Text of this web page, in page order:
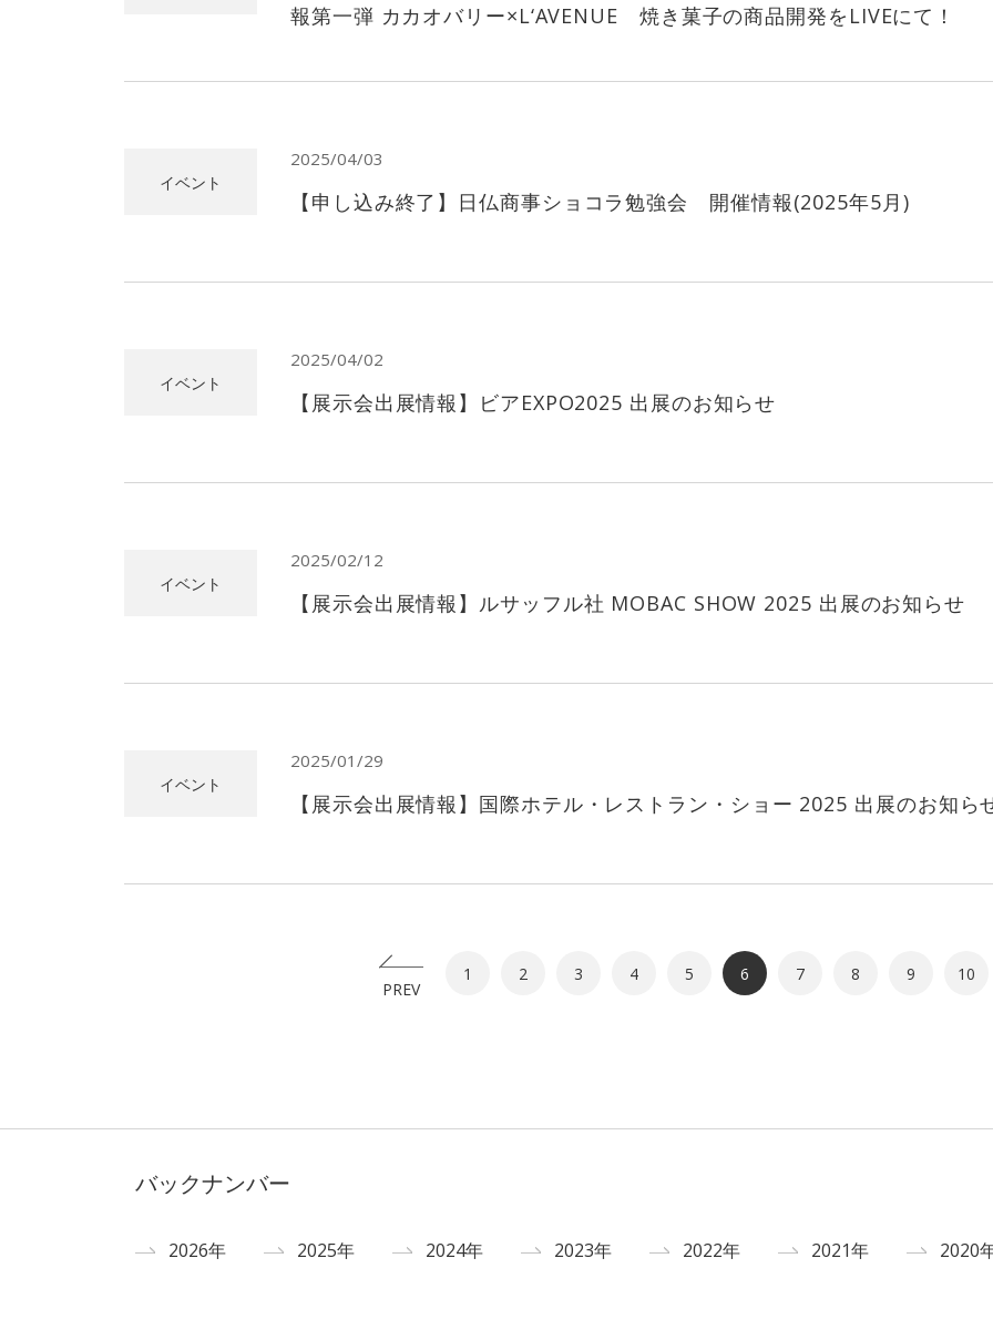
報第一弾 カカオバリー×L‘AVENUE 焼き菓子の商品開発をLIVEにて！
イベント
2025/04/03
【申し込み終了】日仏商事ショコラ勉強会 開催情報(2025年5月)
イベント
2025/04/02
【展示会出展情報】ビアEXPO2025 出展のお知らせ
イベント
2025/02/12
【展示会出展情報】ルサッフル社 MOBAC SHOW 2025 出展のお知らせ
イベント
2025/01/29
【展示会出展情報】国際ホテル・レストラン・ショー 2025 出展のお知ら
PREV
1 2 3 4 5 6 7 8 9 10
バックナンバー
2026年 2025年 2024年 2023年 2022年 2021年 2020